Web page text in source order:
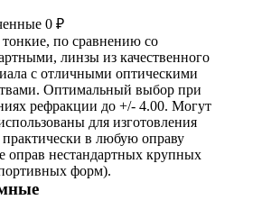
0 ₽
тонкие, по сравнению со
линзы из качественного
с отличными оптическими
Оптимальный выбор при
рефракции до +/- 4.00. Могут
для изготовления
практически в любую оправу
оправ нестандартных крупных
форм).